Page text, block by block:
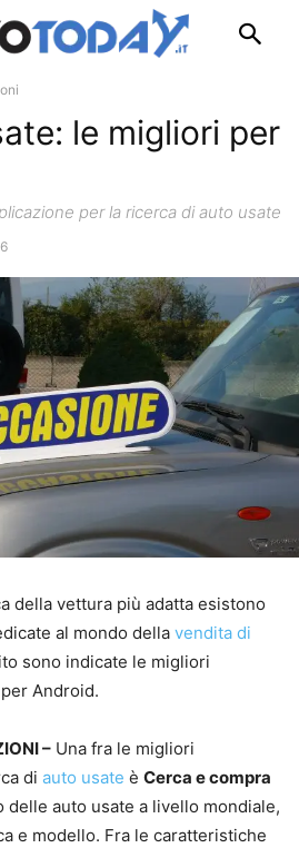
le migliori per
per la ricerca di auto usate
della vettura più adatta esistono
al mondo della vendita di
sono indicate le migliori
Android.
– Una fra le migliori
di auto usate è Cerca e compra
delle auto usate a livello mondiale,
e modello. Fra le caratteristiche